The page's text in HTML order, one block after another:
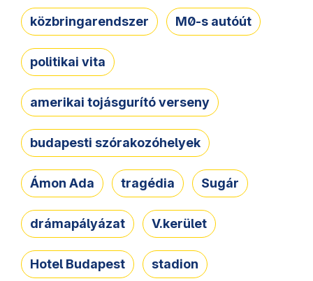
közbringarendszer M0-s autóút
politikai vita
amerikai tojásgurító verseny
budapesti szórakozóhelyek
Ámon Ada tragédia Sugár
drámapályázat V.kerület
Hotel Budapest stadion